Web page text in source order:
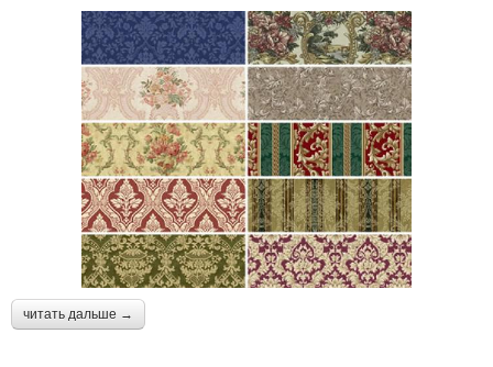
читать дальше →